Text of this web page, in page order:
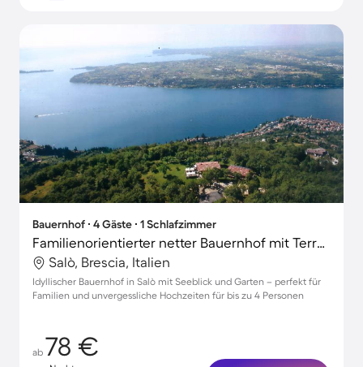
Bauernhof ∙ 4 Gäste ∙ 1 Schlafzimmer
Familienorientierter netter Bauernhof mit Terrasse und Garten | Seeblick | Haustiere erlaubt
Salò, Brescia, Italien
Idyllischer Bauernhof in Salò mit Seeblick und Garten – perfekt für
Familien und unvergessliche Hochzeiten für bis zu 4 Personen
ab 78 €